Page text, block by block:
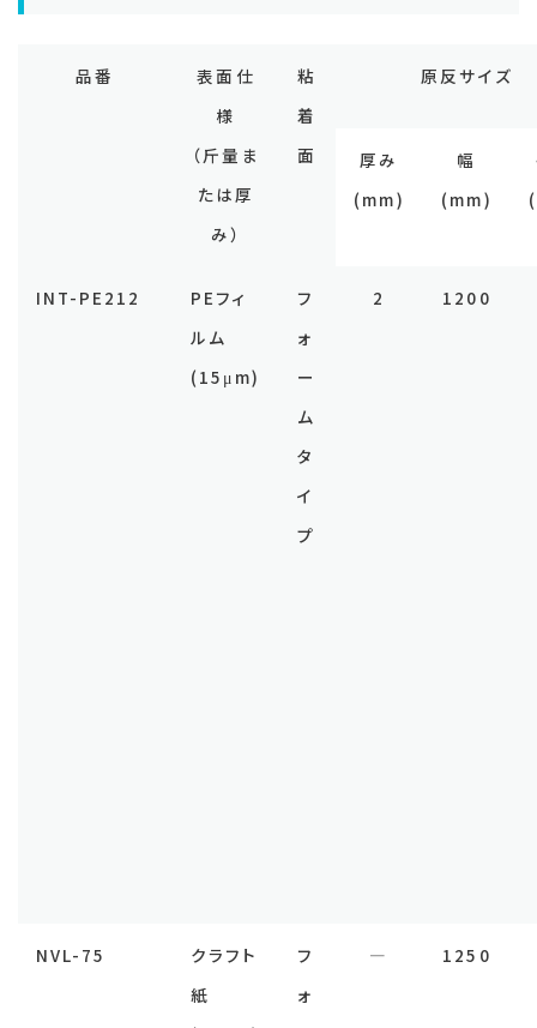
品番
表面仕
様
（斤量ま
たは厚
み）
粘
着
面
原反サイズ
厚み
(mm)
幅
(mm)
INT-PE212
PEフィ
ルム
(15μm)
フ
ォ
ー
ム
タ
イ
プ
2 1200
NVL-75
クラフト
紙
フ
ォ
― 1250